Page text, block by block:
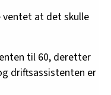
ventet at det skulle
til 60, deretter
driftsassistenten er